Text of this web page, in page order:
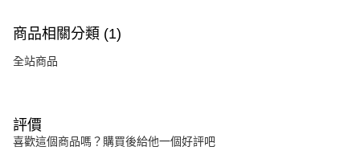
商品相關分類 (1)
全站商品
評價
喜歡這個商品嗎？購買後給他一個好評吧